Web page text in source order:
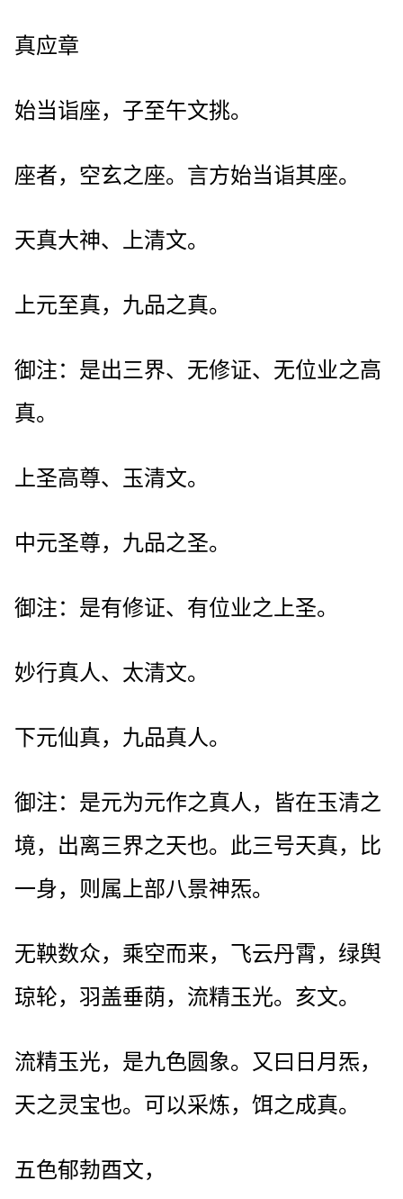
真应章
始当诣座，子至午文挑。
座者，空玄之座。言方始当诣其座。
天真大神、上清文。
上元至真，九品之真。
御注：是出三界、无修证、无位业之高
真。
上圣高尊、玉清文。
中元圣尊，九品之圣。
御注：是有修证、有位业之上圣。
妙行真人、太清文。
下元仙真，九品真人。
御注：是元为元作之真人，皆在玉清之
境，出离三界之天也。此三号天真，比
一身，则属上部八景神炁。
无鞅数众，乘空而来，飞云丹霄，绿舆
琼轮，羽盖垂荫，流精玉光。亥文。
流精玉光，是九色圆象。又曰日月炁，
天之灵宝也。可以采炼，饵之成真。
五色郁勃酉文，